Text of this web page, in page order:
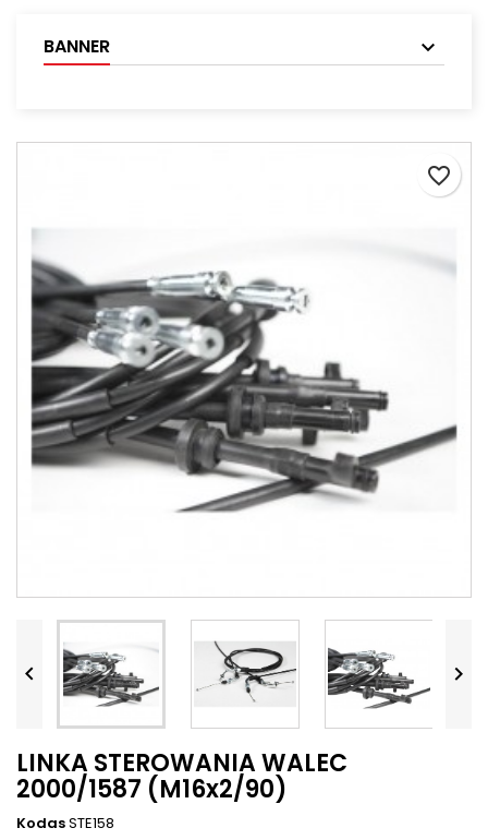
BANNER
favorite_border
 
 
LINKA STEROWANIA WALEC
2000/1587 (M16x2/90)
KodasSTE158